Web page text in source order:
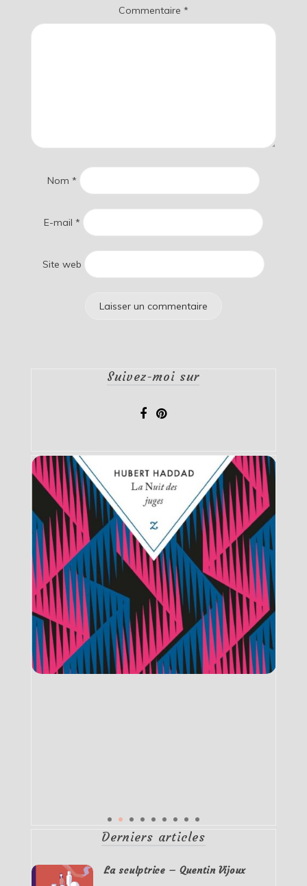
Commentaire *
Nom *
E-mail *
Site web
Suivez-moi sur
Derniers articles
La sculptrice – Quentin Vijoux